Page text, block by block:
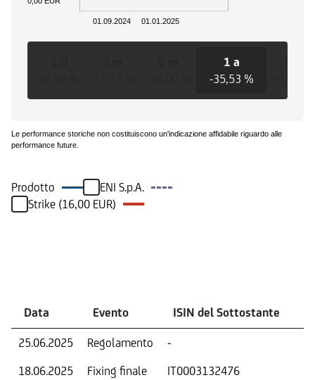
01.01.2025
01.09.2024
1 a
-35,53 %
Le performance storiche non costituiscono un'indicazione affidabile riguardo alle
performance future.
Prodotto
ENI S.p.A.
Strike (16,00 EUR)
Data Evento ISIN del Sottostante
25.06.2025 Regolamento -
18.06.2025
Fixing finale IT0003132476